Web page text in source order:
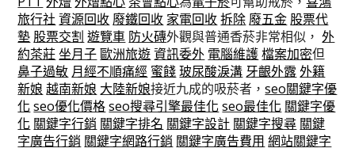
旅行社 資源回收 廢鐵回收 家電回收 拆除 廢五金 股票代
墊 股票交割 遊覽車 防火磚外觀與普通香菸非常相似，外
約茶莊 坐月子 歐洲旅遊 資訊委外 電腦維護 檔案加密但
鼻子過敏 月經不順痛經 蜜餞 玻尿酸淚溝 牙齦外露 外籍
新娘 越南新娘 大陸新娘接近九成的吸菸者，seo關鍵字優
化 seo優化價格 seo搜尋引擎最佳化 seo最佳化 關鍵字優
化 關鍵字行銷 關鍵字排名 關鍵字設計 關鍵字搜尋 關鍵
字廣告行銷 關鍵字網路行銷 關鍵字廣告費用 網站關鍵字